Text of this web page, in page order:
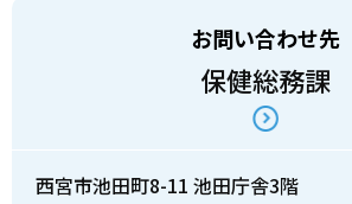
お問い合わせ先
保健総務課
西宮市池田町8-11 池田庁舎3階